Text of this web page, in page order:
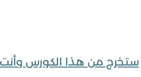
ستخرج من هذا الكورس وأنت